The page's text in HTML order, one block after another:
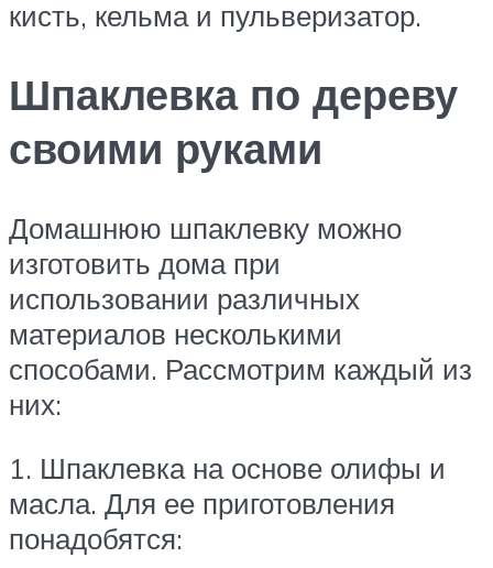
кисть, кельма и пульверизатор.
Шпаклевка по дереву
своими руками
Домашнюю шпаклевку можно
изготовить дома при
использовании различных
материалов несколькими
способами. Рассмотрим каждый из
них:
1. Шпаклевка на основе олифы и
масла. Для ее приготовления
понадобятся: